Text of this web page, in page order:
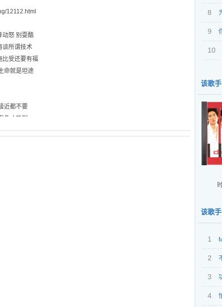
12112.html
动怒 别耍酷
谈所谓技术
比受还要有福
命就是坦途
近都不要
角才能到
8
9
10
该歌
该歌
1
文插
2
3
4